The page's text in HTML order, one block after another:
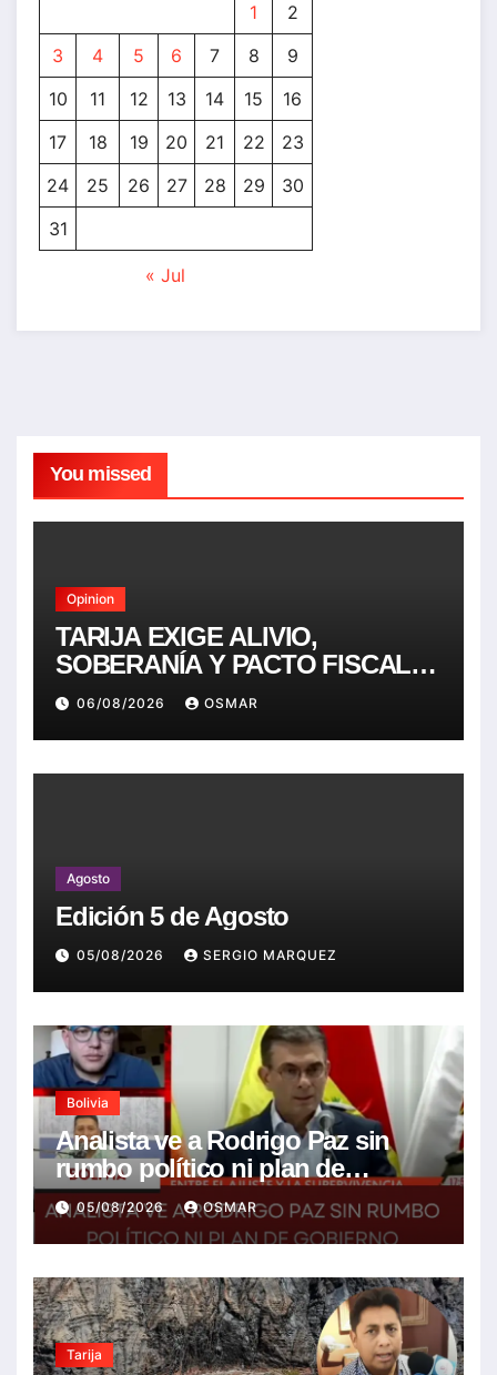
1
2
3
4 5 6 7 8
9
10
11 12 13 14 15
16
17
18 19 20 21 22
23
24
25 26 27 28 29
30
31
« Jul
You missed
Opinion
TARIJA EXIGE ALIVIO,
SOBERANÍA Y PACTO FISCAL.
NADA MENOS.
06/08/2026 OSMAR
Agosto
Edición 5 de Agosto
05/08/2026 SERGIO MARQUEZ
Bolivia
Analista ve a Rodrigo Paz sin
rumbo político ni plan de
gobierno
05/08/2026 OSMAR
Tarija